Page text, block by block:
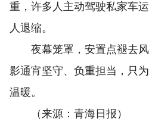
重，许多人主动驾驶私家车
人退缩。
夜幕笼罩，安置点褪去风
影通宵坚守、负重担当，只
温暖。
（来源：青海日报）